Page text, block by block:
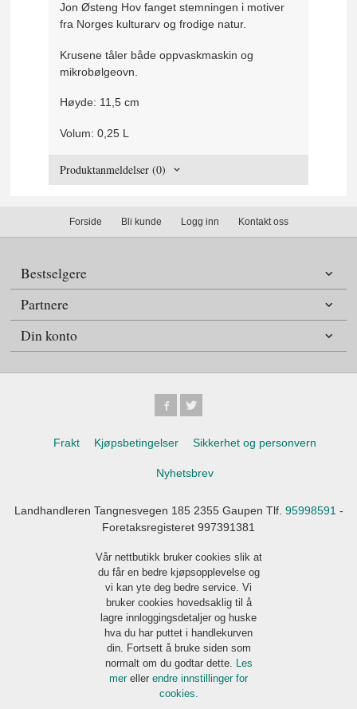
Jon Østeng Hov fanget stemningen i motiver
fra Norges kulturarv og frodige natur.
Krusene tåler både oppvaskmaskin og
mikrobølgeovn.
Høyde: 11,5 cm
Volum: 0,25 L
Produktanmeldelser (0)
Forside Bli kunde Logg inn Kontakt oss
Bestselgere
Partnere
Din konto
Frakt Kjøpsbetingelser Sikkerhet og personvern
Nyhetsbrev
Landhandleren Tangnesvegen 185 2355 Gaupen Tlf. 95998591 -
Foretaksregisteret 997391381
Vår nettbutikk bruker cookies slik at
du får en bedre kjøpsopplevelse og
vi kan yte deg bedre service. Vi
bruker cookies hovedsaklig til å
lagre innloggingsdetaljer og huske
hva du har puttet i handlekurven
din. Fortsett å bruke siden som
normalt om du godtar dette. Les
mer eller endre innstillinger for
cookies.